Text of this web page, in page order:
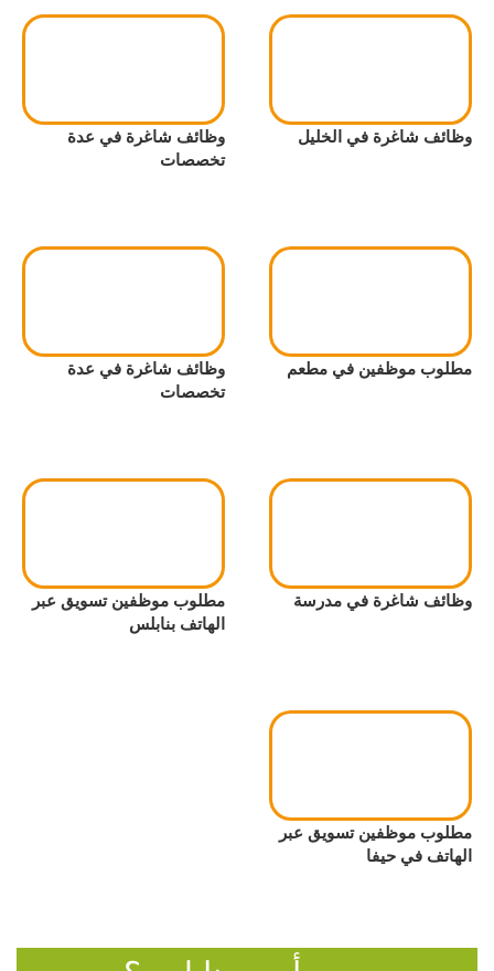
وظائف شاغرة في الخليل
وظائف شاغرة في عدة
تخصصات
مطلوب موظفين في مطعم
وظائف شاغرة في عدة
تخصصات
وظائف شاغرة في مدرسة
مطلوب موظفين تسويق عبر
الهاتف بنابلس
مطلوب موظفين تسويق عبر
الهاتف في حيفا